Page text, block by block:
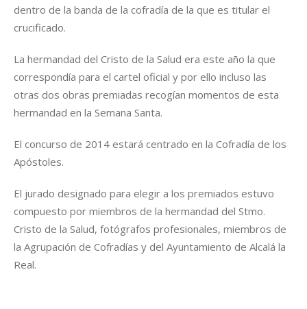
dentro de la banda de la cofradía de la que es titular el
crucificado.
La hermandad del Cristo de la Salud era este año la que
correspondía para el cartel oficial y por ello incluso las
otras dos obras premiadas recogían momentos de esta
hermandad en la Semana Santa.
El concurso de 2014 estará centrado en la Cofradía de los
Apóstoles.
El jurado designado para elegir a los premiados estuvo
compuesto por miembros de la hermandad del Stmo.
Cristo de la Salud, fotógrafos profesionales, miembros de
la Agrupación de Cofradías y del Ayuntamiento de Alcalá la
Real.